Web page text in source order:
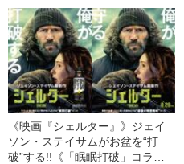
《映画『シェルター』》ジェイ
ソン・ステイサムがお盆を“打
破”する!!《「眠眠打破」コラ